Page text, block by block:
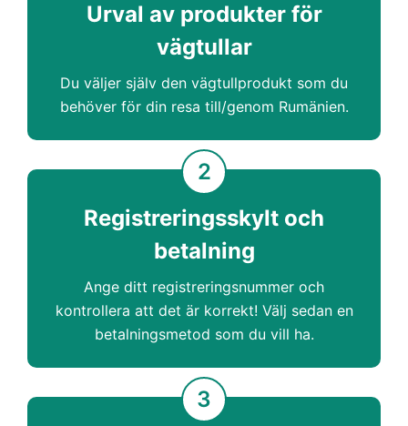
Urval av produkter för
vägtullar
Du väljer själv den vägtullprodukt som du
behöver för din resa till/genom Rumänien.
2
Registreringsskylt och
betalning
Ange ditt registreringsnummer och
kontrollera att det är korrekt! Välj sedan en
betalningsmetod som du vill ha.
3